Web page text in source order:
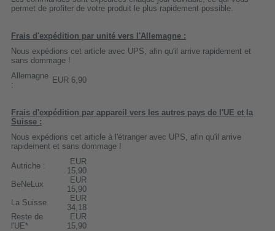
permet de profiter de votre produit le plus rapidement possible.
Frais d'expédition par unité vers l'Allemagne :
Nous expédions cet article avec UPS, afin qu'il arrive rapidement et
sans dommage !
Allemagne
:
EUR 6,90
Frais d'expédition par appareil vers les autres pays de l'UE et la
Suisse :
Nous expédions cet article à l'étranger avec UPS, afin qu'il arrive
rapidement et sans dommage !
Autriche :
EUR
15,90
BeNeLux
EUR
15,90
La Suisse
EUR
34,18
Reste de
l'UE*
EUR
15,90